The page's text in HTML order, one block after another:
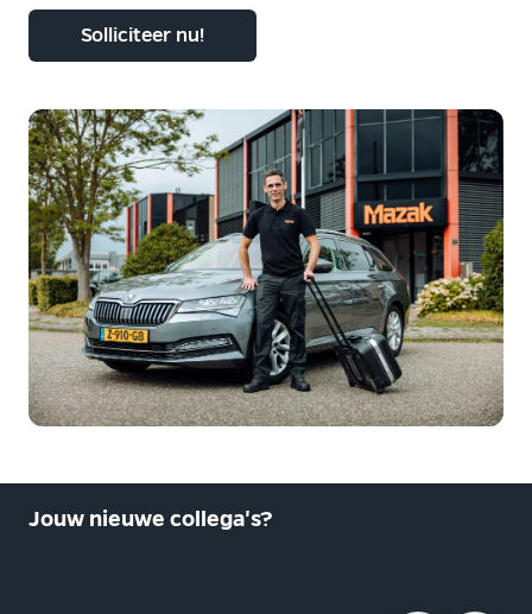
Solliciteer nu!
Jouw nieuwe collega's?